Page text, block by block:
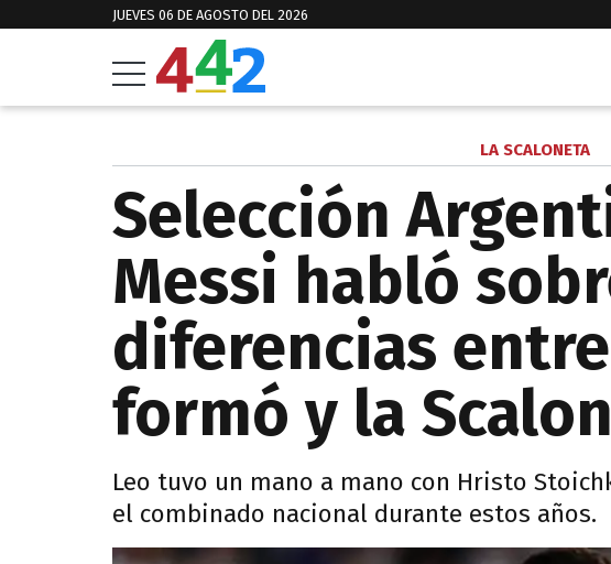
JUEVES 06 DE AGOSTO DEL 2026
LA SCALONETA
Selección
Messi habló
diferencias
formó y la
Leo tuvo un mano a mano con Hristo
el combinado nacional durante estos años.